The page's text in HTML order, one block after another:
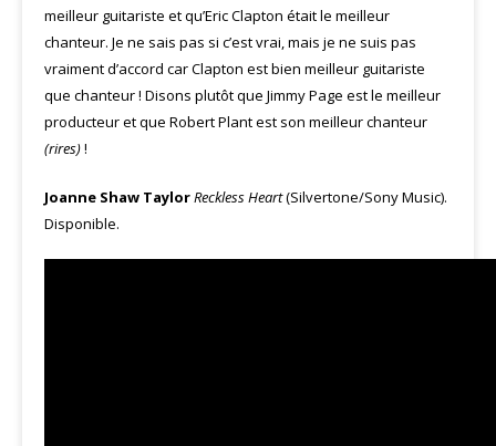
meilleur guitariste et qu’Eric Clapton était le meilleur
chanteur. Je ne sais pas si c’est vrai, mais je ne suis pas
vraiment d’accord car Clapton est bien meilleur guitariste
que chanteur ! Disons plutôt que Jimmy Page est le meilleur
producteur et que Robert Plant est son meilleur chanteur
(rires)!
Joanne Shaw TaylorReckless Heart(Silvertone/Sony Music).
Disponible.